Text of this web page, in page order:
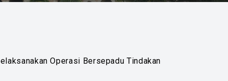
Operasi Bersepadu Tindakan